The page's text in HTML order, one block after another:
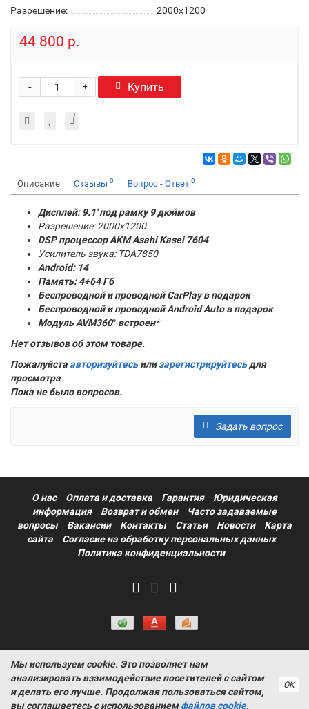
Разрешение:
2000x1200
44 800 р.
+
- Купить
Описание Отзывы 0 Вопрос - Ответ 0
Дисплей: 9.1' под рамку 9 дюймов
Разрешение: 2000x1200
DSP процессор AKM Asahi Kasei 7604
Усилитель звука: TDA7850
Android: 14
Память:4+64 Гб
Беспроводной и проводной CarPlay в подарок
Беспроводной и проводной Android Auto в подарок
Модуль AVM360° встроен*
Нет отзывов об этом товаре.
Пожалуйста авторизуйтесьилизарегистрируйтесьдля
просмотра
Пока не было вопросов.
Задать вопрос
О нас Оплата и доставка Гарантия
Юридическая
информация
Возврат и обмен
Часто задаваемые
вопросы
Вакансии Контакты Статьи Новости
Карта
сайта
Согласие на обработку персональных данных
Политика конфиденциальности
Информация на сайте носит ознакомительный характер и не
является публичной офертой, определяемой положениями
статьи 437 Гражданского кодекса РФ ProtectAuto © 2011-
2026
Мы используем cookie. Это позволяет нам
анализировать взаимодействие посетителей с сайтом
и делать его лучше. Продолжая пользоваться сайтом,
вы соглашаетесь с использованиемфайлов cookie.
ОК